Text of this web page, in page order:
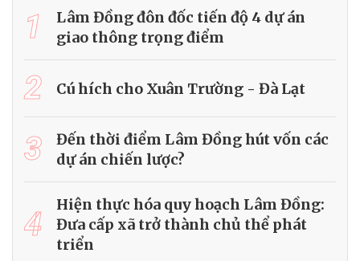
1
Lâm Đồng đôn đốc tiến độ 4 dự án
giao thông trọng điểm
2 Cú hích cho Xuân Trường - Đà Lạt
3
Đến thời điểm Lâm Đồng hút vốn các
dự án chiến lược?
4
Hiện thực hóa quy hoạch Lâm Đồng:
Đưa cấp xã trở thành chủ thể phát
triển